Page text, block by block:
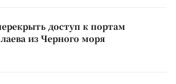
доступ к портам
из Черного моря